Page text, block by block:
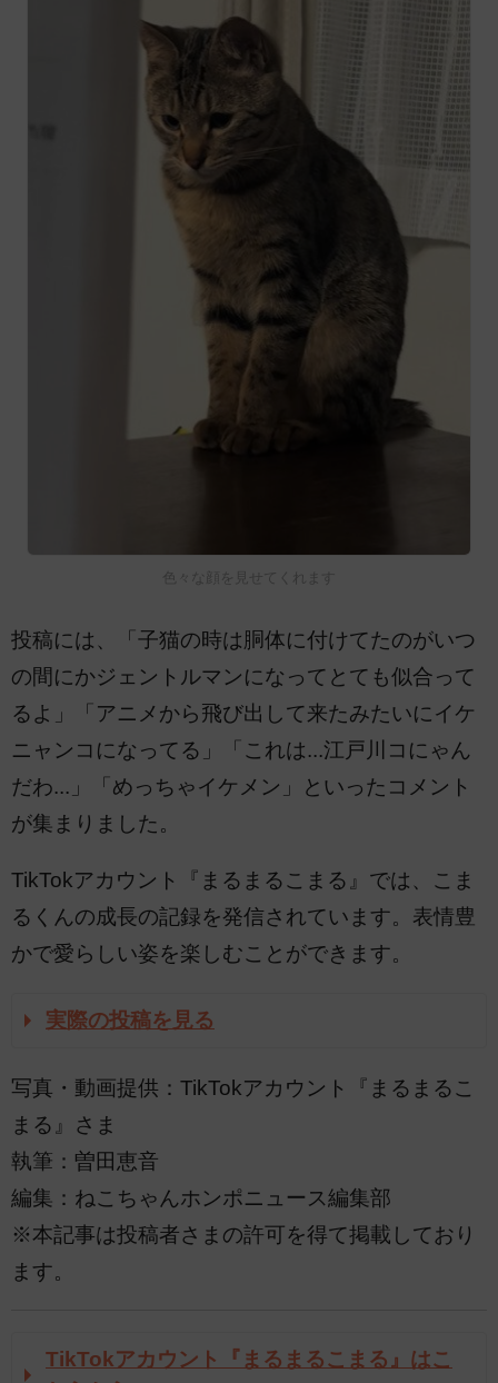
色々な顔を見せてくれます
投稿には、「子猫の時は胴体に付けてたのがいつ
の間にかジェントルマンになってとても似合って
るよ」「アニメから飛び出して来たみたいにイケ
ニャンコになってる」「これは...江戸川コにゃん
だわ...」「めっちゃイケメン」といったコメント
が集まりました。
TikTokアカウント『まるまるこまる』では、こま
るくんの成長の記録を発信されています。表情豊
かで愛らしい姿を楽しむことができます。
実際の投稿を見る
写真・動画提供：TikTokアカウント『まるまるこ
まる』さま
執筆：曽田恵音
編集：ねこちゃんホンポニュース編集部
※本記事は投稿者さまの許可を得て掲載しており
ます。
TikTokアカウント『まるまるこまる』はこ